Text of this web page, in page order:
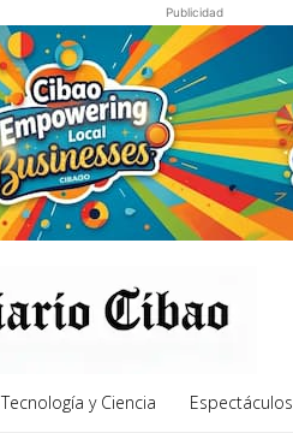
Publicidad
Tecnología y Ciencia Espectáculos